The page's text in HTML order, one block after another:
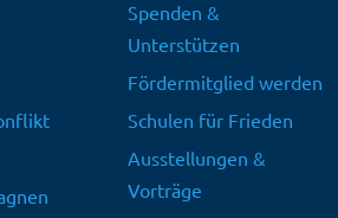
Spenden &
Unterstützen
Fördermitglied werden
Schulen für Frieden
Ausstellungen &
Vorträge